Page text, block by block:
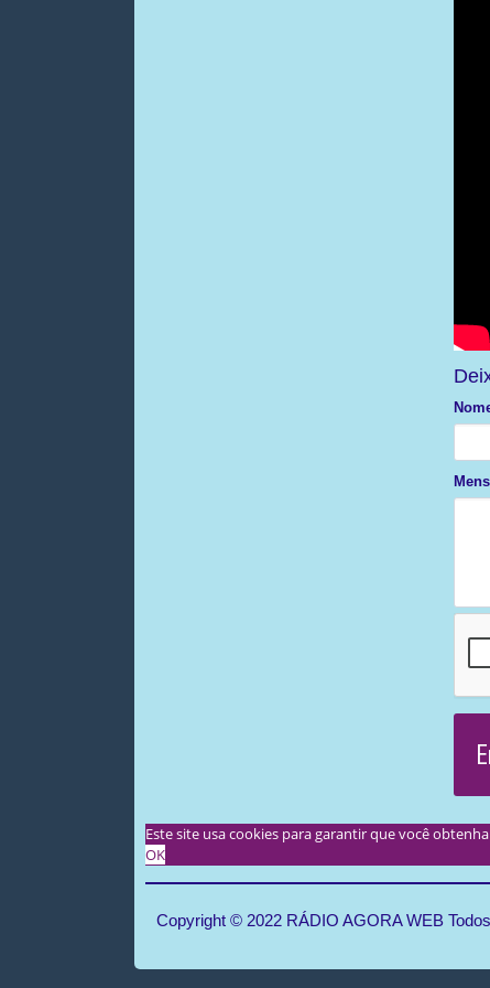
Este site usa cookies para garantir que você
OK
Copyright © 2022 RÁDIO AGORA WEB